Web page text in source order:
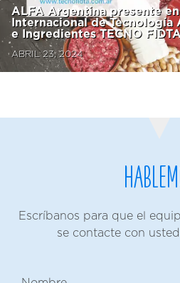
ALFA Argentina presente
Internacional de
e Ingredientes TECNO
ABRIL 23, 2024
Escríbanos para que el
se contacte con